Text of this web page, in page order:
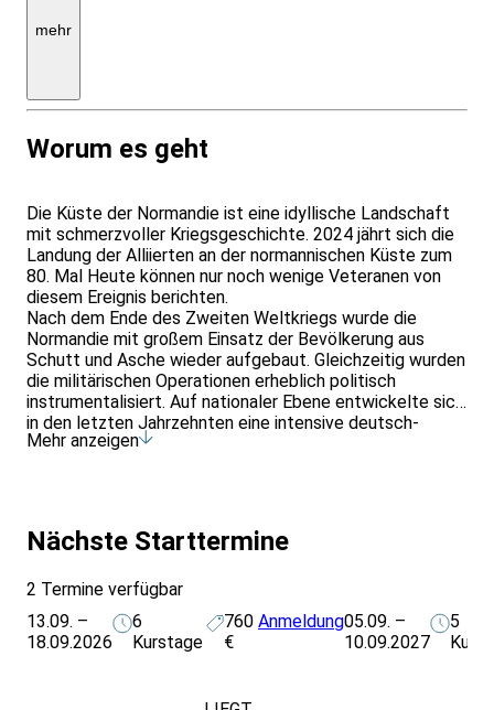
Zuschlag:
mehr
Worum es geht
Die Küste der Normandie ist eine idyllische Landschaft
mit schmerzvoller Kriegsgeschichte. 2024 jährt sich die
Landung der Alliierten an der normannischen Küste zum
80. Mal Heute können nur noch wenige Veteranen von
diesem Ereignis berichten.
Nach dem Ende des Zweiten Weltkriegs wurde die
Normandie mit großem Einsatz der Bevölkerung aus
Schutt und Asche wieder aufgebaut. Gleichzeitig wurden
die militärischen Operationen erheblich politisch
instrumentalisiert. Auf nationaler Ebene entwickelte sich
in den letzten Jahrzehnten eine intensive deutsch-
französische Freundschaft.
erlebt? Wie wurden die Befreier empfangen? Wie wurde
das mehrjährige Zusammenleben mit den deutschen
gleichzeitig auch menschliche Begegnungen und
Kontakte entwickelten? Wie hat sich der französische
Widerstand organisiert?
Gleichzeitig gehen wir der Frage nach, wie die
Mehr anzeigen
Nächste Starttermine
2 Termine verfügbar
13.09. –
18.09.2026
6
Kurstage
760
€
Anmeldung05.09. –
10.09.2027
5